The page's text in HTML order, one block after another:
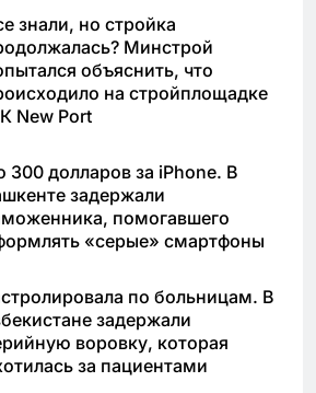
знали, но стройка
Минстрой
объяснить, что
на стройплощадке
New Port
300 долларов за iPhone. В
задержали
помогавшего
«серые» смартфоны
по больницам. В
задержали
воровку, которая
за пациентами